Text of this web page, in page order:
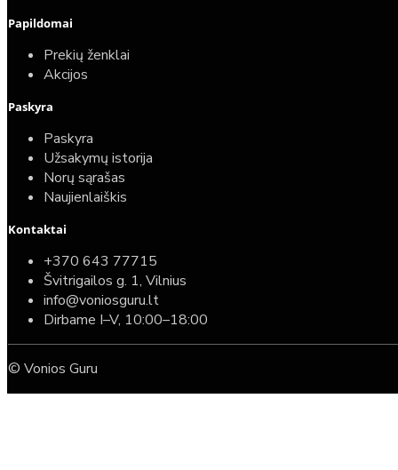
Papildomai
Prekių ženklai
Akcijos
Paskyra
Paskyra
Užsakymų istorija
Norų sąrašas
Naujienlaiškis
Kontaktai
+370 643 77715
Švitrigailos g. 1, Vilnius
info@voniosguru.lt
Dirbame I–V, 10:00–18:00
© Vonios Guru